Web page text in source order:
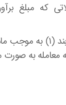
که مبلغ